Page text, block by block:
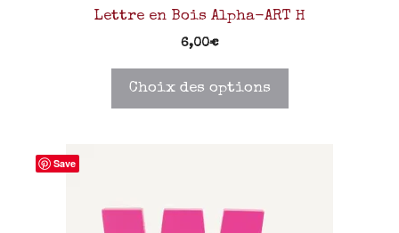
Lettre en Bois Alpha-ART H
6,00€
Choix des options
Save